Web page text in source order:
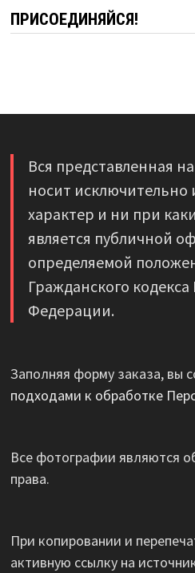
ПРИСОЕДИНЯЙСЯ!
Вся представленная
носит
характер и ни при
является публичной
определяемой
Гражданского
Федерации.
Заполняя форму заказа, вы
подходами к обработке
Все фотографии являются
права.
При копировании и
активную ссылку на